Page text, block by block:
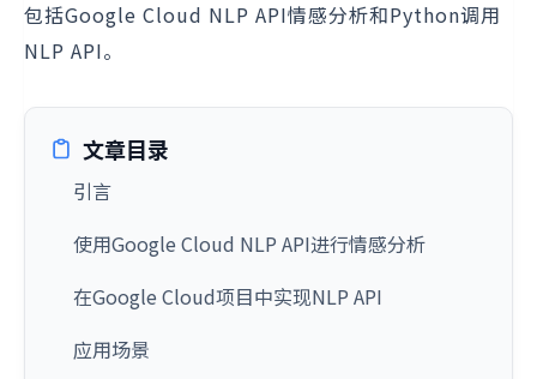
包括Google Cloud NLP API情感分析和Python调用
NLP API。
文章目录
引言
使用Google Cloud NLP API进行情感分析
在Google Cloud项目中实现NLP API
应用场景